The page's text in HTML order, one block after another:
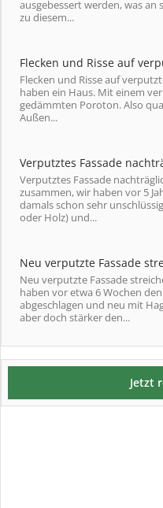
ausgebessert werden, was an
zu diesem...
Flecken und Risse auf
Flecken und Risse auf
haben ein Haus. Mit einem
gedämmten Poroton. Also
Außen...
Verputztes Fassade
Verputztes Fassade
zusammen, wir haben vor 5
damals schon sehr
oder Holz) und...
Neu verputzte Fassade
Neu verputzte Fassade
haben vor etwa 6 Wochen
abgeschlagen und neu mit
aber doch stärker den...
Jetzt